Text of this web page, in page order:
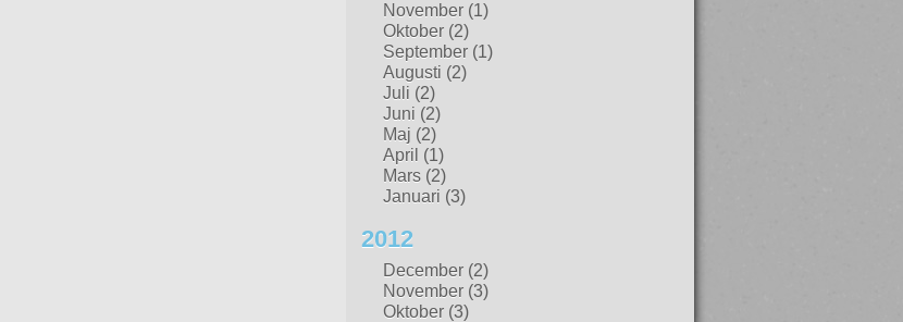
November (1)
Oktober (2)
September (1)
Augusti (2)
Juli (2)
Juni (2)
Maj (2)
April (1)
Mars (2)
Januari (3)
2012
December (2)
November (3)
Oktober (3)